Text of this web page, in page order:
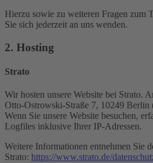
Hierzu sowie zu weiteren Fragen zum
Sie sich jederzeit an uns wenden.
2. Hosting
Strato
Wir hosten unsere Website bei Strato.
Otto-Ostrowski-Straße 7, 10249 Berlin
Wenn Sie unsere Website besuchen,
Logfiles inklusive Ihrer IP-Adressen.
Weitere Informationen entnehmen Sie
Strato: https://www.strato.de/